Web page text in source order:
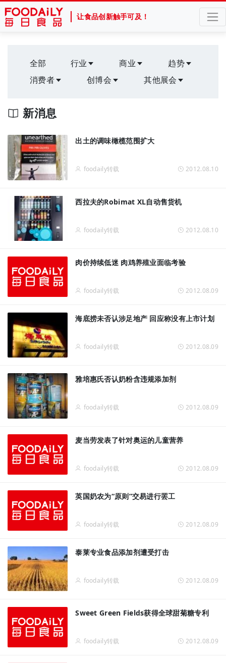
让食品创新触手可及！
全部 行业 商业
趋势
消费者
创博会 其他展会
新消息
出土的调味橄榄范围扩大
foodaily转载 2012.08.10
西拉夫的Robimat XL自动售货机
foodaily转载 2012.08.10
肉价持续低迷 肉鸡养殖业面临考验
foodaily转载 2012.08.09
海底捞未否认涉足地产 回应称没有上市计划
foodaily转载 2012.08.09
雅培惠氏否认奶粉含违规添加剂
foodaily转载 2012.08.09
麦当劳发表了针对奥运的儿童营养
foodaily转载 2012.08.09
英国奶农为“原则”交易进行罢工
foodaily转载 2012.08.09
泰莱专业食品添加剂遭受打击
foodaily转载 2012.08.09
Sweet Green Fields获得全球甜菊糖专利
foodaily转载 2012.08.09